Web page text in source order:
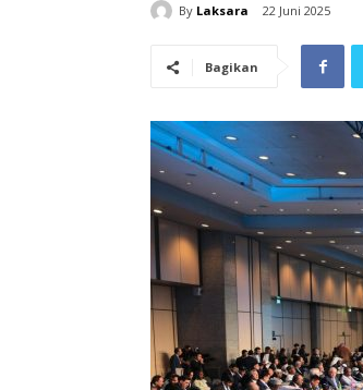
By Laksara 22 Juni 2025
Bagikan